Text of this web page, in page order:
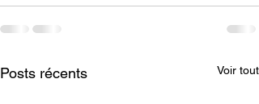
Posts récents Voir tout